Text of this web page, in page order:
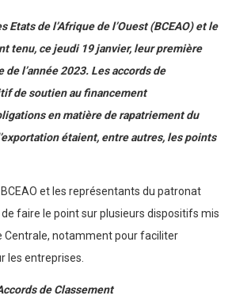
Etats de l’Afrique de l’Ouest (BCEAO) et le
tenu, ce jeudi 19 janvier, leur première
l’année 2023. Les accords de
de soutien au financement
en matière de rapatriement du
étaient, entre autres, les points
et les représentants du patronat
faire le point sur plusieurs dispositifs mis
Centrale, notamment pour faciliter
les entreprises.
de Classement